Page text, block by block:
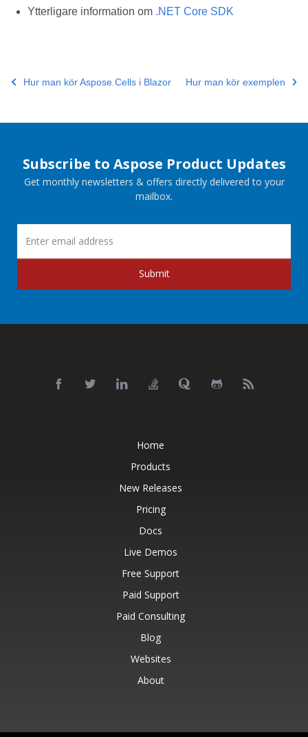
Ytterligare information om .NET Core SDK
Hur man kör Aspose.Cells i Blazor Hur man kör exemplen
Subscribe to Aspose Product Updates
Get monthly newsletters & offers directly delivered to your
mailbox.
Submit
Home
Products
New Releases
Pricing
Docs
Live Demos
Free Support
Paid Support
Paid Consulting
Blog
Websites
About